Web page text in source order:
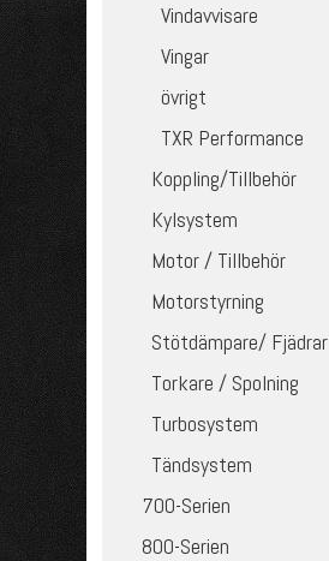
Vindavvisare
Vingar
övrigt
TXR Performance
Koppling/Tillbehör
Kylsystem
Motor / Tillbehör
Motorstyrning
Stötdämpare/ Fjädrar
Torkare / Spolning
Turbosystem
Tändsystem
700-Serien
800-Serien